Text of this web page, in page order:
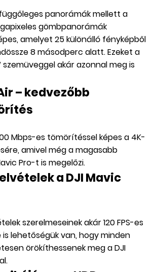
panorámák mellett a
gömbpanorámák
amelyet 25 különálló fényképből
8 másodperc alatt. Ezeket a
szemüveggel akár azonnal meg is
– kedvezőbb
Mbps-es tömörítéssel képes a 4K-
amivel még a magasabb
Pro-t is megelőzi.
a DJI Mavic
szerelmeseinek akár 120 FPS-es
lehetőségük van, hogy minden
örökíthessenek meg a DJI